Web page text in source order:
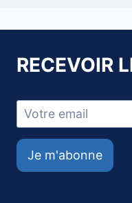
RECEVOIR
Je m'abonne